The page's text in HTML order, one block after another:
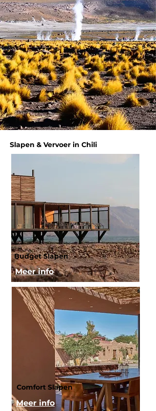
langs de kust en traditionele dansshow in
Hanga Roa
Slapen & Vervoer in Chili
Budget Slapen
Meer info
Comfort Slapen
Meer info